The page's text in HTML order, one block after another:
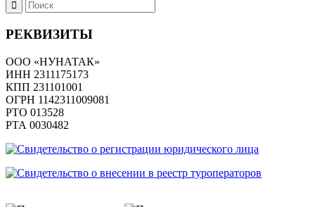
РЕКВИЗИТЫ
ООО «НУНАТАК»
ИНН 2311175173
КПП 231101001
ОГРН 1142311009081
PTO 013528
РТА 0030482